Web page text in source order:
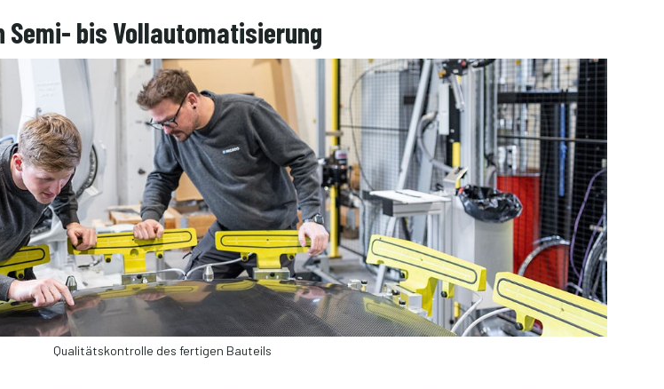
Semi- bis Vollautomatisierung
Qualitätskontrolle des fertigen Bauteils